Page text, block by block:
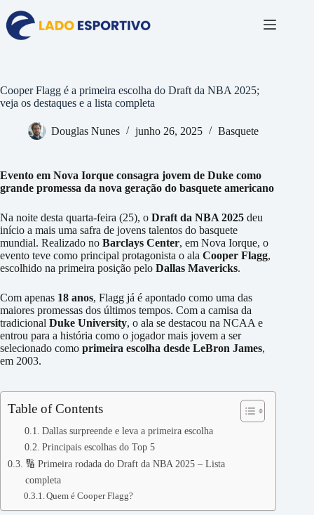
para
conteúdo
Cooper Flagg é a primeira escolha do Draft da NBA 2025;
veja os destaques e a lista completa
Douglas Nunes junho 26, 2025 Basquete
Evento em Nova Iorque consagra jovem de Duke como
grande promessa da nova geração do basquete americano
Na noite desta quarta-feira (25), o Draft da NBA 2025 deu
início a mais uma safra de jovens talentos do basquete
mundial. Realizado no Barclays Center, em Nova Iorque, o
evento teve como principal protagonista o ala Cooper Flagg,
escolhido na primeira posição pelo Dallas Mavericks.
Com apenas 18 anos, Flagg já é apontado como uma das
maiores promessas dos últimos tempos. Com a camisa da
tradicional Duke University, o ala se destacou na NCAA e
entrou para a história como o jogador mais jovem a ser
selecionado como primeira escolha desde LeBron James,
em 2003.
Table of Contents
Dallas surpreende e leva a primeira escolha
Principais escolhas do Top 5
🔢 Primeira rodada do Draft da NBA 2025 – Lista
completa
Quem é Cooper Flagg?